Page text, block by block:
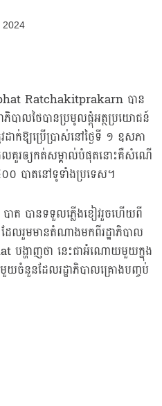
2024
Ratchakitprakarn បាន
បាលថៃបានប្រមូលផ្តុំអត្ថប្រយោជន៍
វដាក់ឱ្យប្រើប្រាស់នៅថ្ងៃទី ១ ឧសភា
ែលគួរឲ្យកត់សម្គាល់បំផុតនោះគឺសំណើ
០ បាតនៅទូទាំងប្រទេស។
ាត បានទទួលភ្លើងខៀវរួចហើយពី
ែលរួមមានតំណាងមកពីរដ្ឋាភិបាល
ង្ហាញថា នេះជាអំណោយមួយក្នុង
នដែលរដ្ឋាភិបាលគ្រោងបញ្ចប់